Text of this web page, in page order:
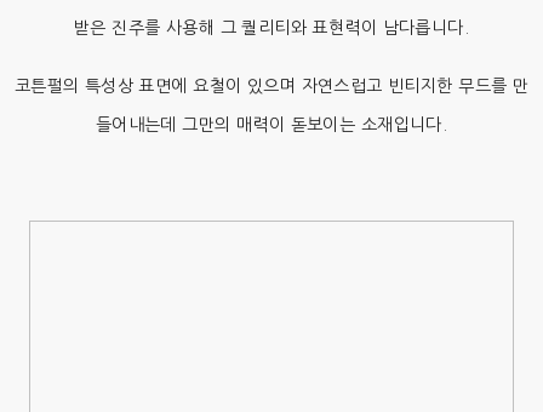
받은 진주를 사용해 그 퀄리티와 표현력이 남다릅니다.
코튼펄의 특성상 표면에 요철이 있으며 자연스럽고 빈티지한 무드를 만
들어내는데 그만의 매력이 돋보이는 소재입니다.